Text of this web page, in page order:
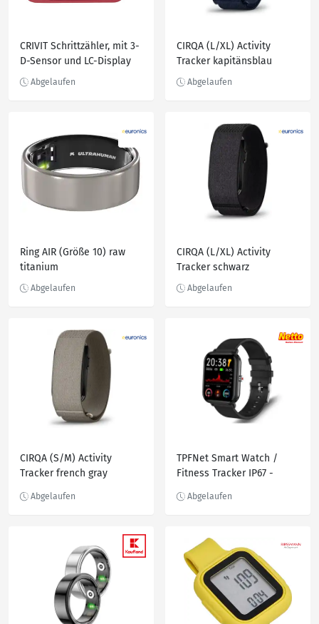
CRIVIT Schrittzähler, mit 3-
D-Sensor und LC-Display
CIRQA (L/XL) Activity
Tracker kapitänsblau
Ring AIR (Größe 10) raw
titanium
CIRQA (L/XL) Activity
Tracker schwarz
CIRQA (S/M) Activity
Tracker french gray
TPFNet Smart Watch /
Fitness Tracker IP67 -
& IOS - Rosa